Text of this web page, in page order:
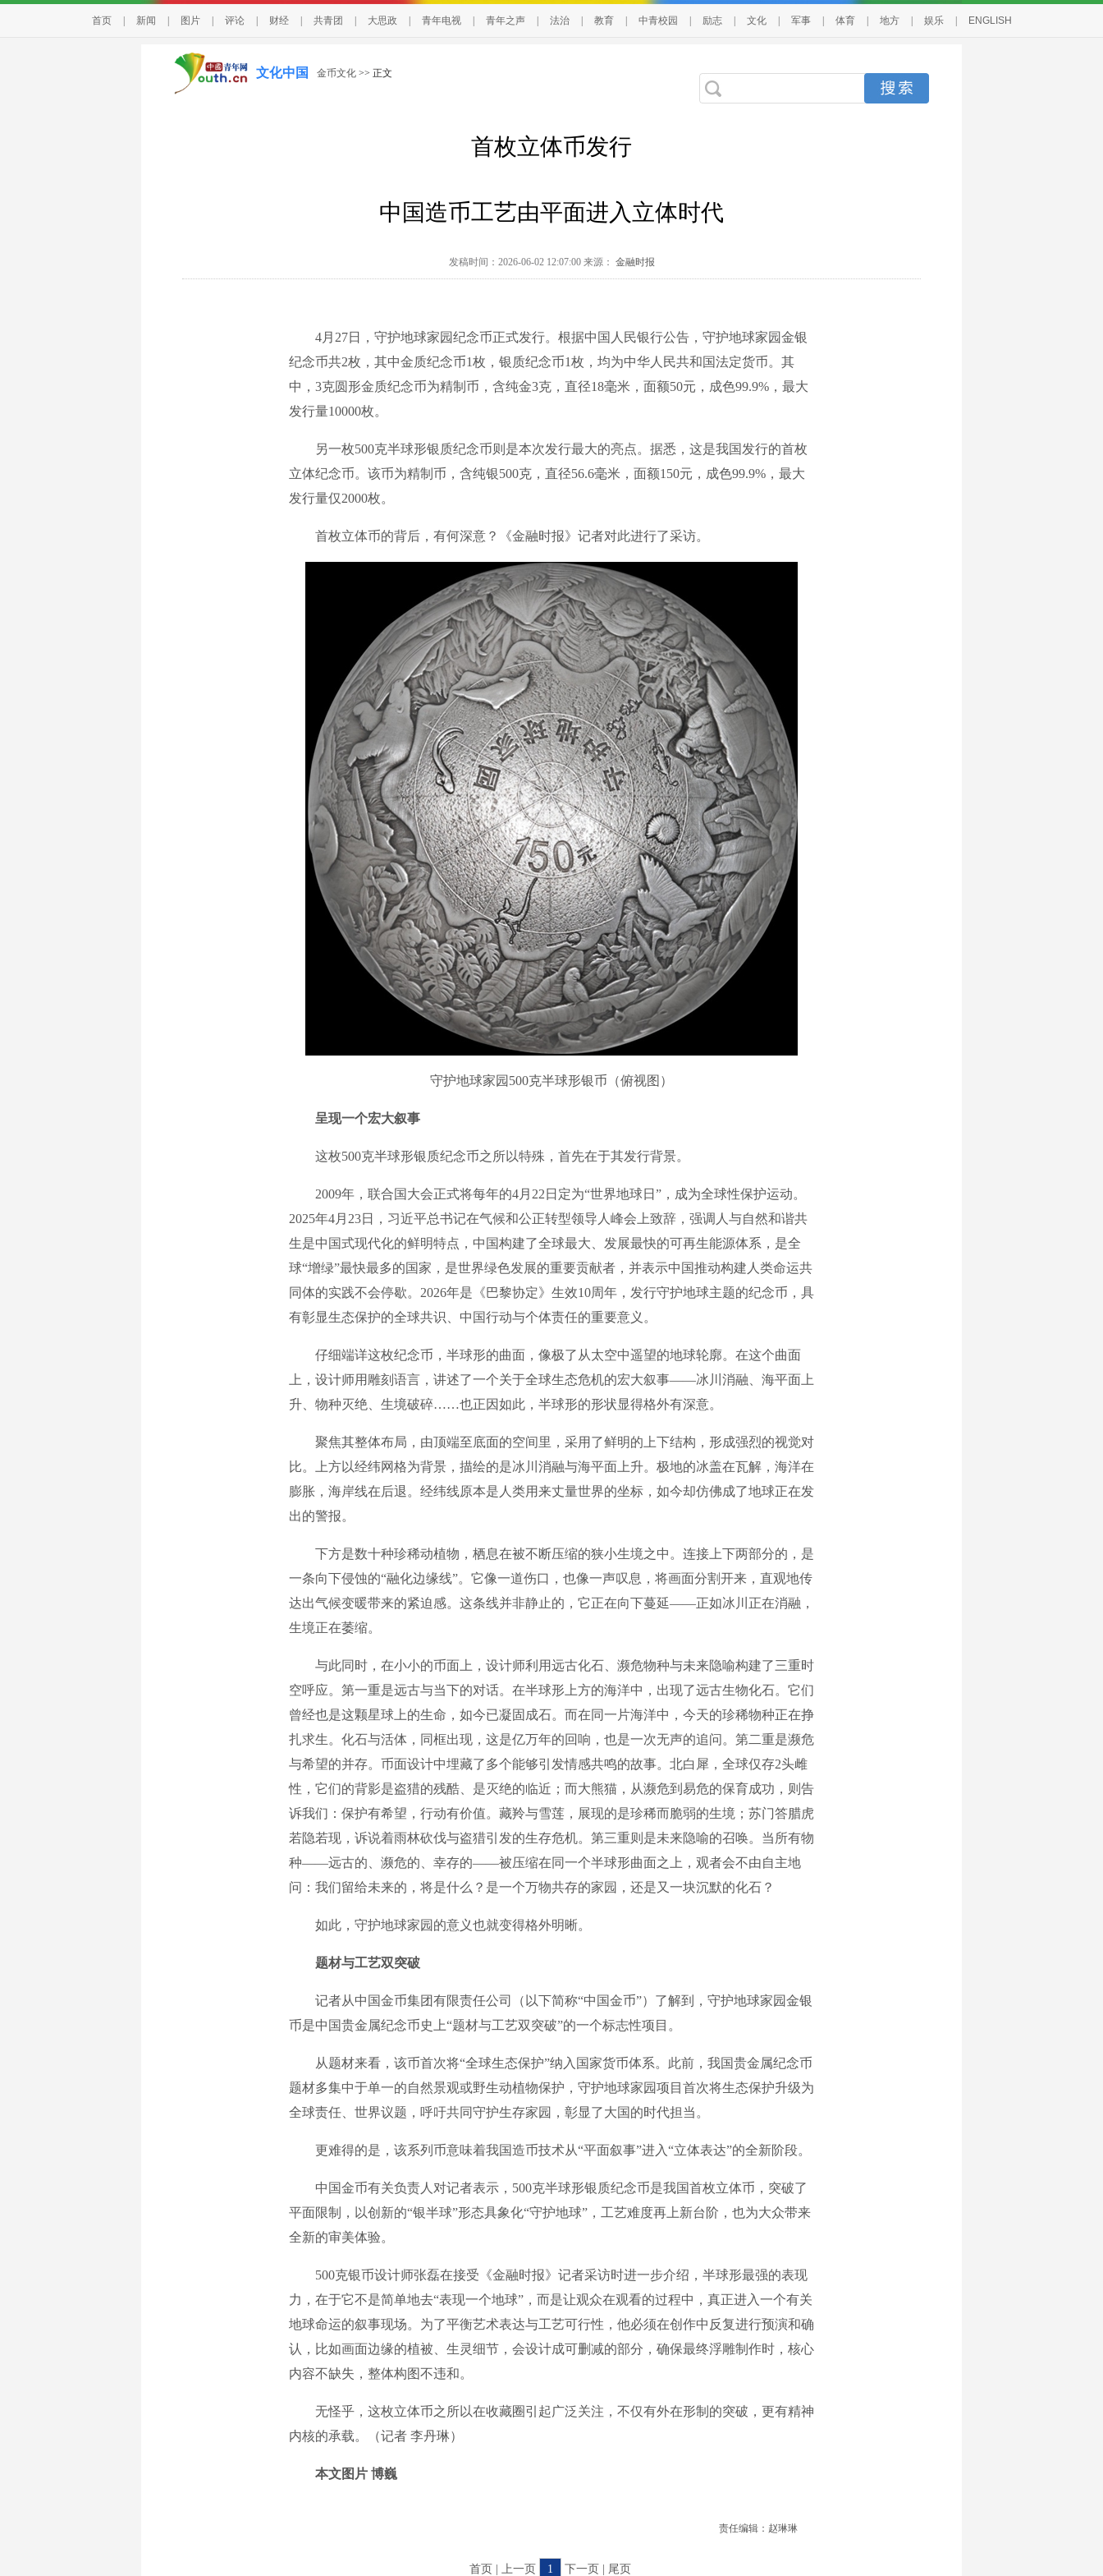
首页 新闻 图片 评论 财经 共青团 大思政 青年电视 青年之声 法治 教育 中青校园 励志 文化 军事 体育 地方 娱乐 ENGLISH
文化中国 金币文化 >> 正文
首枚立体币发行
中国造币工艺由平面进入立体时代
发稿时间：2026-06-02 12:07:00 来源： 金融时报
4月27日，守护地球家园纪念币正式发行。根据中国人民银行公告，守护地球家园金银
纪念币共2枚，其中金质纪念币1枚，银质纪念币1枚，均为中华人民共和国法定货币。其
中，3克圆形金质纪念币为精制币，含纯金3克，直径18毫米，面额50元，成色99.9%，最大
发行量10000枚。
另一枚500克半球形银质纪念币则是本次发行最大的亮点。据悉，这是我国发行的首枚
立体纪念币。该币为精制币，含纯银500克，直径56.6毫米，面额150元，成色99.9%，最大
发行量仅2000枚。
首枚立体币的背后，有何深意？《金融时报》记者对此进行了采访。
守护地球家园500克半球形银币（俯视图）
呈现一个宏大叙事
这枚500克半球形银质纪念币之所以特殊，首先在于其发行背景。
2009年，联合国大会正式将每年的4月22日定为“世界地球日”，成为全球性保护运动。
2025年4月23日，习近平总书记在气候和公正转型领导人峰会上致辞，强调人与自然和谐共
生是中国式现代化的鲜明特点，中国构建了全球最大、发展最快的可再生能源体系，是全
球“增绿”最快最多的国家，是世界绿色发展的重要贡献者，并表示中国推动构建人类命运共
同体的实践不会停歇。2026年是《巴黎协定》生效10周年，发行守护地球主题的纪念币，具
有彰显生态保护的全球共识、中国行动与个体责任的重要意义。
仔细端详这枚纪念币，半球形的曲面，像极了从太空中遥望的地球轮廓。在这个曲面
上，设计师用雕刻语言，讲述了一个关于全球生态危机的宏大叙事——冰川消融、海平面上
升、物种灭绝、生境破碎……也正因如此，半球形的形状显得格外有深意。
聚焦其整体布局，由顶端至底面的空间里，采用了鲜明的上下结构，形成强烈的视觉对
比。上方以经纬网格为背景，描绘的是冰川消融与海平面上升。极地的冰盖在瓦解，海洋在
膨胀，海岸线在后退。经纬线原本是人类用来丈量世界的坐标，如今却仿佛成了地球正在发
出的警报。
下方是数十种珍稀动植物，栖息在被不断压缩的狭小生境之中。连接上下两部分的，是
一条向下侵蚀的“融化边缘线”。它像一道伤口，也像一声叹息，将画面分割开来，直观地传
达出气候变暖带来的紧迫感。这条线并非静止的，它正在向下蔓延——正如冰川正在消融，
生境正在萎缩。
与此同时，在小小的币面上，设计师利用远古化石、濒危物种与未来隐喻构建了三重时
空呼应。第一重是远古与当下的对话。在半球形上方的海洋中，出现了远古生物化石。它们
曾经也是这颗星球上的生命，如今已凝固成石。而在同一片海洋中，今天的珍稀物种正在挣
扎求生。化石与活体，同框出现，这是亿万年的回响，也是一次无声的追问。第二重是濒危
与希望的并存。币面设计中埋藏了多个能够引发情感共鸣的故事。北白犀，全球仅存2头雌
性，它们的背影是盗猎的残酷、是灭绝的临近；而大熊猫，从濒危到易危的保育成功，则告
诉我们：保护有希望，行动有价值。藏羚与雪莲，展现的是珍稀而脆弱的生境；苏门答腊虎
若隐若现，诉说着雨林砍伐与盗猎引发的生存危机。第三重则是未来隐喻的召唤。当所有物
种——远古的、濒危的、幸存的——被压缩在同一个半球形曲面之上，观者会不由自主地
问：我们留给未来的，将是什么？是一个万物共存的家园，还是又一块沉默的化石？
如此，守护地球家园的意义也就变得格外明晰。
题材与工艺双突破
记者从中国金币集团有限责任公司（以下简称“中国金币”）了解到，守护地球家园金银
币是中国贵金属纪念币史上“题材与工艺双突破”的一个标志性项目。
从题材来看，该币首次将“全球生态保护”纳入国家货币体系。此前，我国贵金属纪念币
题材多集中于单一的自然景观或野生动植物保护，守护地球家园项目首次将生态保护升级为
全球责任、世界议题，呼吁共同守护生存家园，彰显了大国的时代担当。
更难得的是，该系列币意味着我国造币技术从“平面叙事”进入“立体表达”的全新阶段。
中国金币有关负责人对记者表示，500克半球形银质纪念币是我国首枚立体币，突破了
平面限制，以创新的“银半球”形态具象化“守护地球”，工艺难度再上新台阶，也为大众带来
全新的审美体验。
500克银币设计师张磊在接受《金融时报》记者采访时进一步介绍，半球形最强的表现
力，在于它不是简单地去“表现一个地球”，而是让观众在观看的过程中，真正进入一个有关
地球命运的叙事现场。为了平衡艺术表达与工艺可行性，他必须在创作中反复进行预演和确
认，比如画面边缘的植被、生灵细节，会设计成可删减的部分，确保最终浮雕制作时，核心
内容不缺失，整体构图不违和。
无怪乎，这枚立体币之所以在收藏圈引起广泛关注，不仅有外在形制的突破，更有精神
内核的承载。（记者 李丹琳）
本文图片 博巍
责任编辑：赵琳琳
首页 | 上一页 1 下一页 | 尾页